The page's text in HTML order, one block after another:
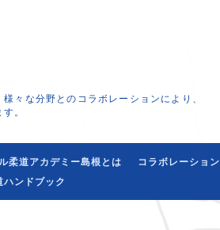
々な分野とのコラボレーションにより、
。
柔道アカデミー島根とは コラボレーション
ンドブック